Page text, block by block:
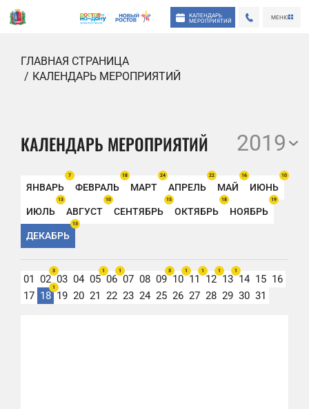
КАЛЕНДАРЬ
МЕРОПРИЯТИЙ
МЕНЮ
ГЛАВНАЯ СТРАНИЦА
КАЛЕНДАРЬ МЕРОПРИЯТИЙ
КАЛЕНДАРЬ МЕРОПРИЯТИЙ 2019
ЯНВАРЬ
7
ФЕВРАЛЬ
18
МАРТ
24
АПРЕЛЬ
22
МАЙ
16
ИЮНЬ
10
ИЮЛЬ
13
АВГУСТ
10
СЕНТЯБРЬ
15
ОКТЯБРЬ
18
НОЯБРЬ
19
ДЕКАБРЬ
13
01 02
3
03 04 05
1
06
1
07 08 09
3
10
1
11
1
12
1
13
1
14 15 16
17 18
1
19 20 21 22 23 24 25 26 27 28 29 30 31